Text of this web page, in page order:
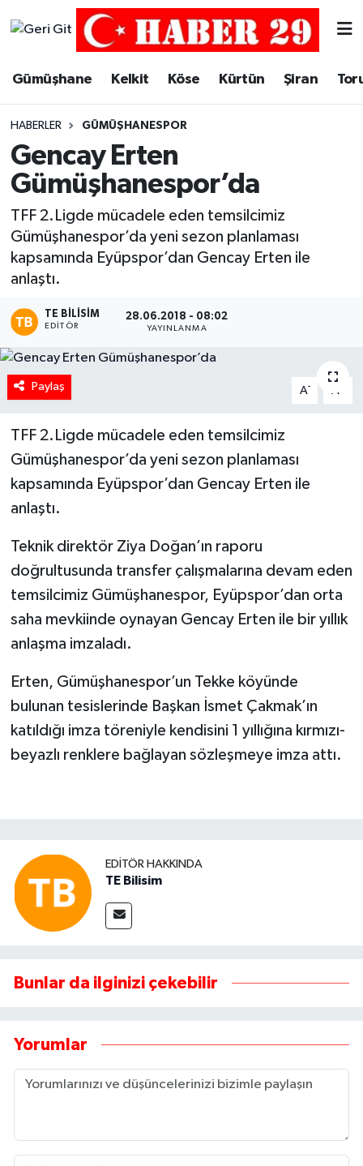
Gümüşhane Kelkit Köse Kürtün Şiran
HABERLER GÜMÜŞHANESPOR
Gencay Erten
Gümüşhanespor’da
TFF 2.Ligde mücadele eden temsilcimiz
Gümüşhanespor’da yeni sezon planlaması
kapsamında Eyüpspor’dan Gencay Erten ile
anlaştı.
TE BILISIM
EDITÖR
28.06.2018 - 08:02
YAYINLANMA
Paylaş A- A
TFF 2.Ligde mücadele eden temsilcimiz
Gümüşhanespor’da yeni sezon planlaması
kapsamında Eyüpspor’dan Gencay Erten ile
anlaştı.
Teknik direktör Ziya Doğan’ın raporu
doğrultusunda transfer çalışmalarına devam eden
temsilcimiz Gümüşhanespor, Eyüpspor’dan orta
saha mevkiinde oynayan Gencay Erten ile bir yıllık
anlaşma imzaladı.
Erten, Gümüşhanespor’un Tekke köyünde
bulunan tesislerinde Başkan İsmet Çakmak’ın
katıldığı imza töreniyle kendisini 1 yıllığına kırmızı-
beyazlı renklere bağlayan sözleşmeye imza attı.
EDITÖR HAKKINDA
TE Bilisim
Bunlar da ilginizi çekebilir
Yorumlar
Merkez Trafik Yoğunluk Haritası
Süper Lig Puan Durumu ve Fikstür
Tüm Manşetler
Son Dakika Haberleri
Haber Arşivi